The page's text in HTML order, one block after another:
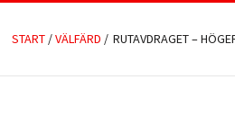
START /VÄLFÄRD / RUTAVDRAGET –